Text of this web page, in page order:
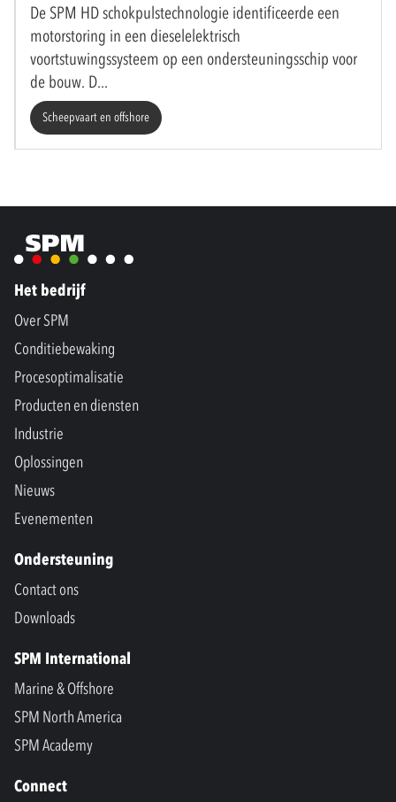
De SPM HD schokpulstechnologie identificeerde een
motorstoring in een dieselelektrisch
voortstuwingssysteem op een ondersteuningsschip voor
de bouw. D
Scheepvaart en offshore
Het bedrijf
Over SPM
Conditiebewaking
Procesoptimalisatie
Producten en diensten
Industrie
Oplossingen
Nieuws
Evenementen
Ondersteuning
Contact ons
Downloads
SPM International
Marine & Offshore
SPM North America
SPM Academy
Connect